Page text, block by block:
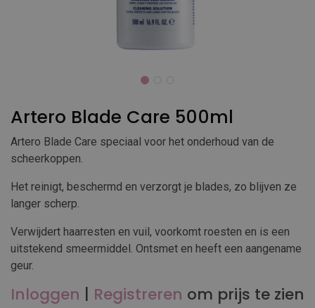
Artero Blade Care 500ml
Artero Blade Care speciaal voor het onderhoud van de
scheerkoppen.
Het reinigt, beschermd en verzorgt je blades, zo blijven ze
langer scherp.
Verwijdert haarresten en vuil, voorkomt roesten en is een
uitstekend smeermiddel. Ontsmet en heeft een aangename
geur.
Inloggen | Registreren om prijs te zien